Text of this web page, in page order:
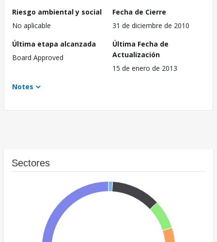
Riesgo ambiental y social
No aplicable
Fecha de Cierre
31 de diciembre de 2010
Última etapa alcanzada
Board Approved
Última Fecha de
Actualización
15 de enero de 2013
Notes
Sectores